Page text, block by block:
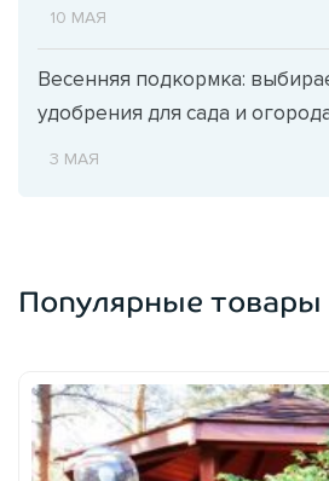
10 МАЯ
Весенняя подкормка:
удобрения для сада и
3 МАЯ
Популярные товары